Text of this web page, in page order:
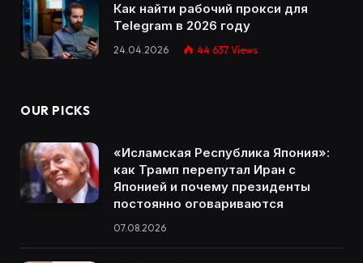
Как найти рабочий прокси для
Telegram в 2026 году
24.04.2026 44 637 Views
OUR PICKS
«Исламская Республика Япония»:
как Трамп перепутал Иран с
Японией и почему президенты
постоянно оговариваются
07.08.2026